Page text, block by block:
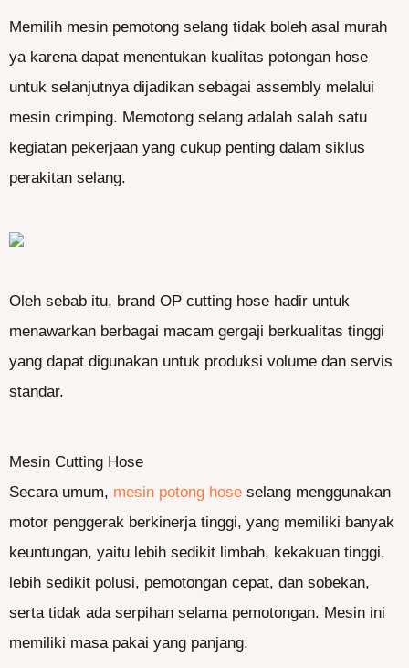
Memilih mesin pemotong selang tidak boleh asal murah
ya karena dapat menentukan kualitas potongan hose
untuk selanjutnya dijadikan sebagai assembly melalui
mesin crimping. Memotong selang adalah salah satu
kegiatan pekerjaan yang cukup penting dalam siklus
perakitan selang.
Oleh sebab itu, brand OP cutting hose hadir untuk
menawarkan berbagai macam gergaji berkualitas tinggi
yang dapat digunakan untuk produksi volume dan servis
standar.
Mesin Cutting Hose
Secara umum, mesin potong hose selang menggunakan
motor penggerak berkinerja tinggi, yang memiliki banyak
keuntungan, yaitu lebih sedikit limbah, kekakuan tinggi,
lebih sedikit polusi, pemotongan cepat, dan sobekan,
serta tidak ada serpihan selama pemotongan. Mesin ini
memiliki masa pakai yang panjang.